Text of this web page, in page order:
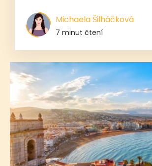
Michaela Šilháčková
7 minut čtení